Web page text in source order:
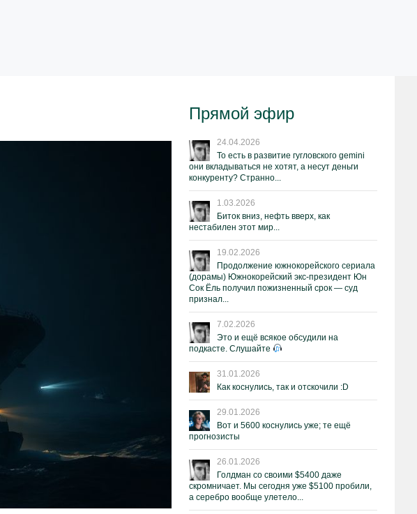
Прямой эфир
24.04.2026
То есть в развитие гугловского gemini
они вкладываться не хотят, а несут деньги
конкуренту? Странно...
1.03.2026
Биток вниз, нефть вверх, как
нестабилен этот мир...
19.02.2026
Продолжение южнокорейского сериала
(дорамы) Южнокорейский экс-президент Юн
Сок Ёль получил пожизненный срок — суд
признал...
7.02.2026
Это и ещё всякое обсудили на
подкасте. Слушайте
31.01.2026
Как коснулись, так и отскочили :D
29.01.2026
Вот и 5600 коснулись уже; те ещё
прогнозисты
26.01.2026
Голдман со своими $5400 даже
скромничает. Мы сегодня уже $5100 пробили,
а серебро вообще улетело...